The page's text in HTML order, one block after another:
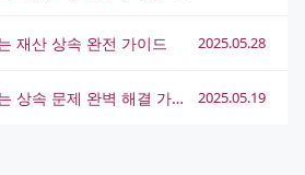
재산 상속 완전 가이드 2025.05.28
상속변호사가 알려주는 상속 문제 완벽 해결 가이드 2025.05.19